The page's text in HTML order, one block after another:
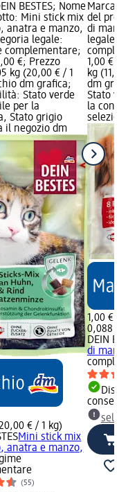
BESTES; Nome
Mini stick mix
anatra e manzo,
legale:
complementare;
€; Prezzo
kg (20,00 € / 1
dm grafica;
Stato verde
per la
Stato grigio
il negozio dm
€ / 1 kg)
Mini stick mix
anatra e manzo,
(55)
Marca:
del
di
legale:
1,00 €;
kg
dm
Stato
la
1,00 €
0,088 kg
DEIN
di